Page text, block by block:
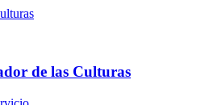
de las Culturas